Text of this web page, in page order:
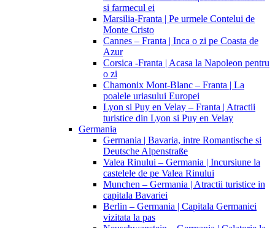
si farmecul ei
Marsilia-Franta | Pe urmele Contelui de
Monte Cristo
Cannes – Franta | Inca o zi pe Coasta de
Azur
Corsica -Franta | Acasa la Napoleon pentru
o zi
Chamonix Mont-Blanc – Franta | La
poalele uriasului Europei
Lyon si Puy en Velay – Franta | Atractii
turistice din Lyon si Puy en Velay
Germania
Germania | Bavaria, intre Romantische si
Deutsche Alpenstraße
Valea Rinului – Germania | Incursiune la
castelele de pe Valea Rinului
Munchen – Germania | Atractii turistice in
capitala Bavariei
Berlin – Germania | Capitala Germaniei
vizitata la pas